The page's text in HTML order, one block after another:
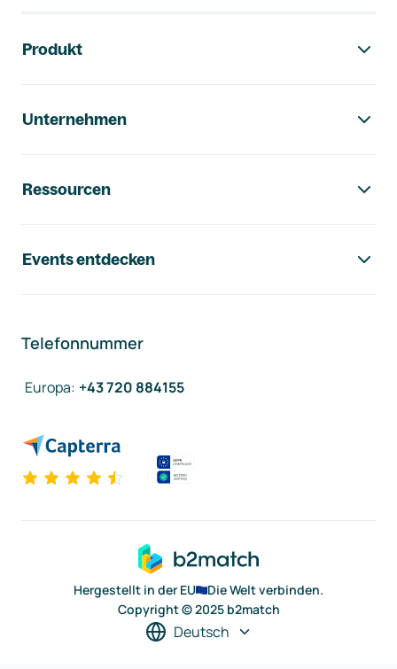
Produkt
Unternehmen
Ressourcen
Events entdecken
Telefonnummer
Europa: +43 720 884155
Hergestellt in der EU
Die Welt verbinden.
Copyright © 2025 b2match
Deutsch